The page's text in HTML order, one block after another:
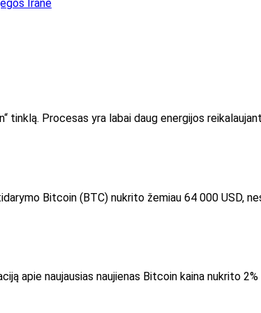
Irane
tinklą. Procesas yra labai daug energijos
Bitcoin (BTC) nukrito žemiau 64 000 USD,
apie naujausias naujienas Bitcoin kaina nukrito